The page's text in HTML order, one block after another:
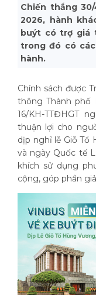
Chiến thắng
2026, hành
buýt có trợ giá
trong đó có
hành.
Chính sách được
thông Thành phố
16/KH-TTĐHGT
thuận lợi cho
dịp nghỉ lễ Giỗ Tổ
và ngày Quốc tế
khích sử dụng
cộng, góp phần